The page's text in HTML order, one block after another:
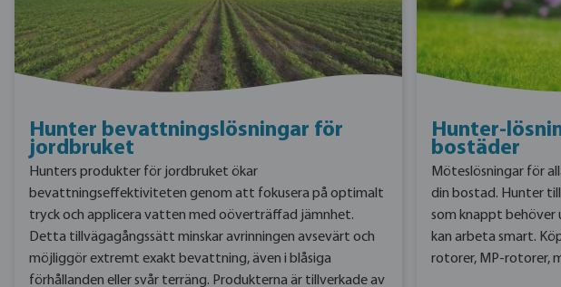
Hunter bevattningslösningar för
jordbruket
Hunters produkter för jordbruket ökar
bevattningseffektiviteten genom att fokusera på optimalt
tryck och applicera vatten med oöverträffad jämnhet.
Detta tillvägagångssätt minskar avrinningen avsevärt och
möjliggör extremt exakt bevattning, även i blåsiga
förhållanden eller svår terräng. Produkterna är tillverkade av
Hunter-
bostäder
Möteslösningar för
din bostad. Hunter
som knappt behöver
kan arbeta smart.
rotorer, MP-rotorer,